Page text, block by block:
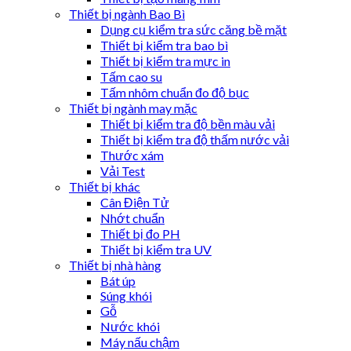
Thiết bị ngành Bao Bì
Dụng cụ kiểm tra sức căng bề mặt
Thiết bị kiểm tra bao bì
Thiết bị kiểm tra mực in
Tấm cao su
Tấm nhôm chuẩn đo độ bục
Thiết bị ngành may mặc
Thiết bị kiểm tra độ bền màu vải
Thiết bị kiểm tra độ thấm nước vải
Thước xám
Vải Test
Thiết bị khác
Cân Điện Tử
Nhớt chuẩn
Thiết bị đo PH
Thiết bị kiểm tra UV
Thiết bị nhà hàng
Bát úp
Súng khói
Gỗ
Nước khói
Máy nấu chậm